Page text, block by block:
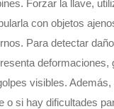
Forzar la llave,
con objetos
Para detectar
deformaciones,
visibles.
o si hay dificultades